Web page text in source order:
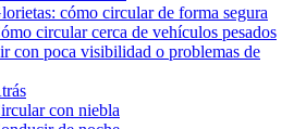
cómo circular de forma segura
circular cerca de vehículos pesados
con poca visibilidad o problemas de
con niebla